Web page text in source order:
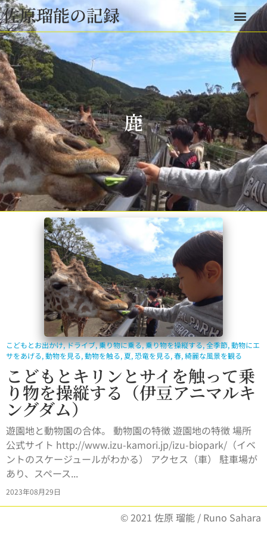
佐原瑠能の記録
鹿
こどもとお出かけ,ドライブ,乗り物に乗る,乗り物を操縦する,全季節,動物にエ
サをあげる,動物を見る,動物を触る,夏,恐竜を見る,春,綺麗な風景を観る
こどもとキリンとサイを触って乗
り物を操縦する（伊豆アニマルキ
ングダム）
遊園地と動物園の合体。 動物園の特徴 遊園地の特徴 場所
公式サイト http://www.izu-kamori.jp/izu-biopark/（イベ
ントのスケージュールがわかる） アクセス（車） 駐車場が
あり、スペース...
2023年08月29日
© 2021 佐原 瑠能 / Runo Sahara